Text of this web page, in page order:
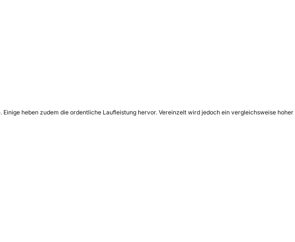
heben zudem die ordentliche Laufleistung hervor. Vereinzelt wird jedoch ein vergleichsweise hoher